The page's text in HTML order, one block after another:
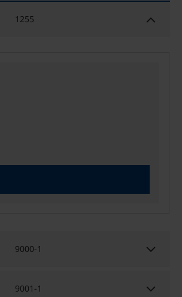
1255 keyboard_arrow_down
9000-1 keyboard_arrow_down
9001-1 keyboard_arrow_down